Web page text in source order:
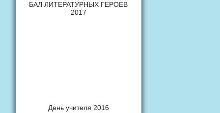
БАЛ ЛИТЕРАТУРНЫХ ГЕРОЕВ
2017
День учителя 2016